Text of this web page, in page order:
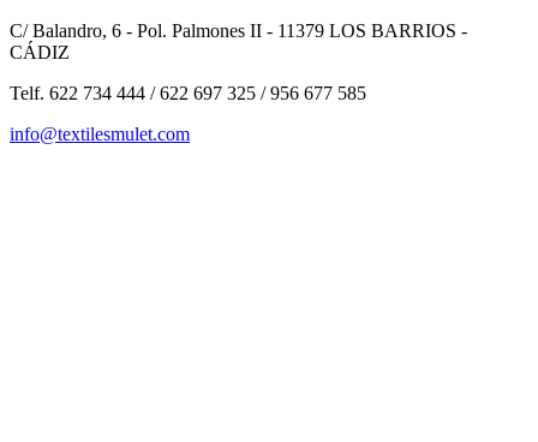
C/ Balandro, 6 - Pol. Palmones II - 11379 LOS BARRIOS -
CÁDIZ
Telf. 622 734 444 / 622 697 325 / 956 677 585
info@textilesmulet.com